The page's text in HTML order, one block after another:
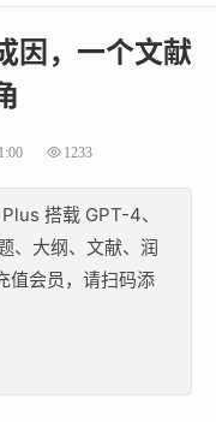
因，一个文献
1233
搭载 GPT-4、
、大纲、文献、润
值会员，请扫码添